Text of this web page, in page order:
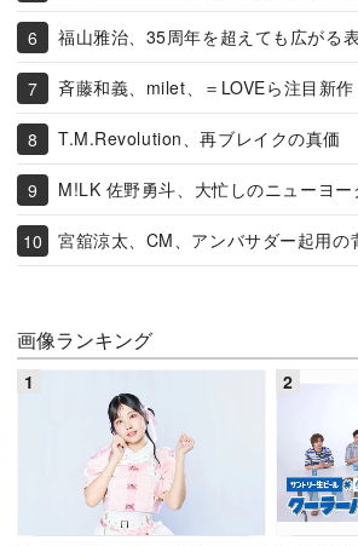
福山雅治、35周年を超えても広がる
斉藤和義、milet、＝LOVEら注目新作
T.M.Revolution、再ブレイクの真価
M!LK 佐野勇斗、大忙しのニューヨー
宮舘涼太、CM、アンバサダー起用の
画像ランキング